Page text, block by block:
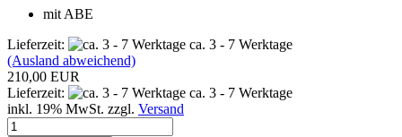
mit ABE
Lieferzeit:
ca. 3 - 7 Werktage
(Ausland abweichend)
210,00 EUR
Lieferzeit:
ca. 3 - 7 Werktage
inkl. 19% MwSt. zzgl. Versand